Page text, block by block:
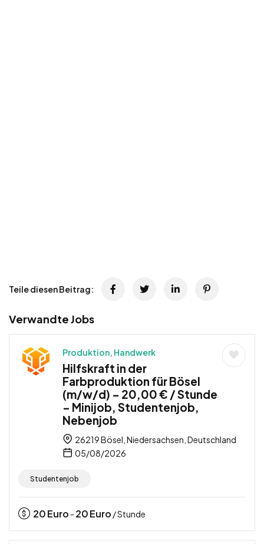
Teile diesen Beitrag:
Verwandte Jobs
Produktion, Handwerk
Hilfskraft in der
Farbproduktion für Bösel
(m/w/d) – 20,00 € / Stunde
– Minijob, Studentenjob,
Nebenjob
26219 Bösel, Niedersachsen, Deutschland
05/08/2026
Studentenjob
20Euro - 20Euro / Stunde